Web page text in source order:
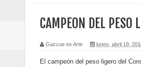
Juan
de los
CAMPEON DEL PESO
Gazcue es Arte lunes, abril 19,
El campeón del peso ligero del